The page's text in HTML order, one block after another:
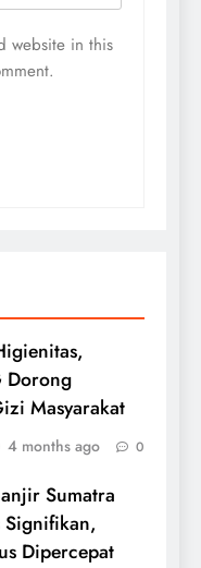
website in this
Dorong
Masyarakat
4 months ago 0
Sumatra
Signifikan,
Dipercepat